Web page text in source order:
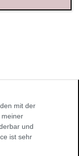
mit der
meiner
und
ist sehr